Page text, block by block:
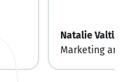
Natalie Valtl
Marketing and